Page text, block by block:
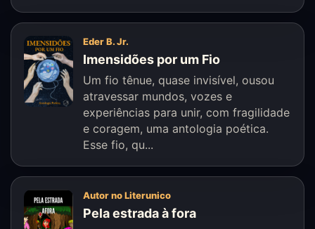
Eder B. Jr.
Imensidões por um Fio
Um fio tênue, quase invisível, ousou
atravessar mundos, vozes e
experiências para unir, com fragilidade
e coragem, uma antologia poética.
Esse fio, qu...
Autor no Literunico
Pela estrada à fora